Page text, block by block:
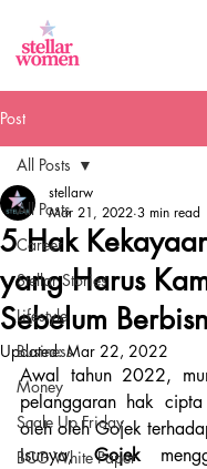
Post
All Posts
Career
Stellar Stories
Lifestyle
Business
Money
Scale Up Friday
BCG White Paper
All Posts
5 Hak
yang Harus
Sebelum
stellarw
Mar 21, 2022 3 min read
Updated:Mar 22, 2022
Awal tahun 2022,
pelanggaran hak
oleh oleh Gojek
Isunya, Gojek